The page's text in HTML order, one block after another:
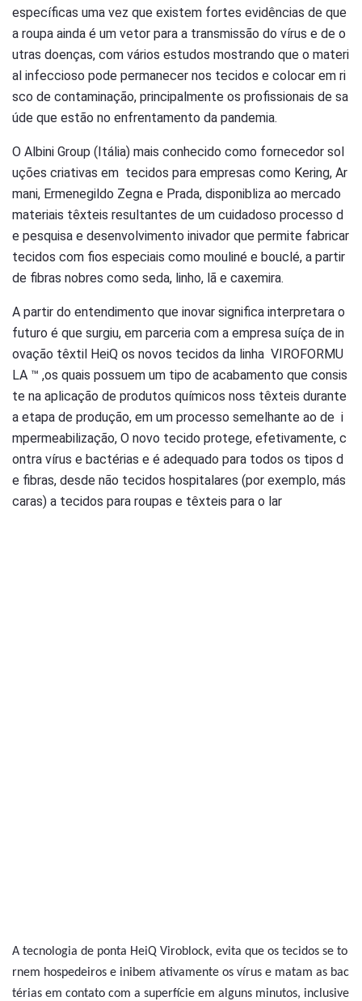
específicas uma vez que existem fortes evidências de que
a roupa ainda é um vetor para a transmissão do vírus e de o
utras doenças, com vários estudos mostrando que o materi
al infeccioso pode permanecer nos tecidos e colocar em ri
sco de contaminação, principalmente os profissionais de sa
úde que estão no enfrentamento da pandemia.
O Albini Group (Itália) mais conhecido como fornecedor sol
uções criativas em tecidos para empresas como Kering, Ar
mani, Ermenegildo Zegna e Prada, disponibliza ao mercado
materiais têxteis resultantes de um cuidadoso processo d
e pesquisa e desenvolvimento inivador que permite fabricar
tecidos com fios especiais como mouliné e bouclé, a partir
de fibras nobres como seda, linho, lã e caxemira.
A partir do entendimento que inovar significa interpretara o
futuro é que surgiu, em parceria com a empresa suíça de in
ovação têxtil HeiQ os novos tecidos da linha VIROFORMU
LA ™ ,os quais possuem um tipo de acabamento que consis
te na aplicação de produtos químicos noss têxteis durante
a etapa de produção, em um processo semelhante ao de i
mpermeabilização, O novo tecido protege, efetivamente, c
ontra vírus e bactérias e é adequado para todos os tipos d
e fibras, desde não tecidos hospitalares (por exemplo, más
caras) a tecidos para roupas e têxteis para o lar
A tecnologia de ponta HeiQ Viroblock, evita que os tecidos se to
rnem hospedeiros e inibem ativamente os vírus e matam as bac
térias em contato com a superfície em alguns minutos, inclusive